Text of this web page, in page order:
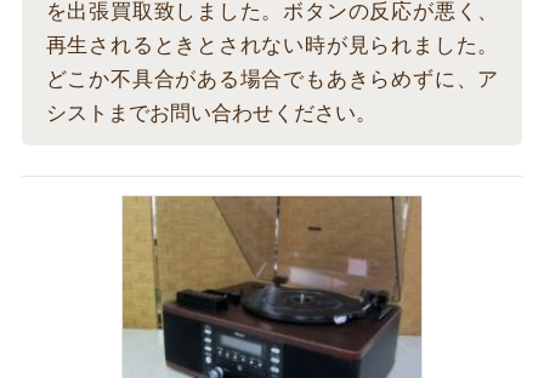
を出張買取致しました。ボタンの反応が悪く、
再生されるときとされない時が見られました。
どこか不具合がある場合でもあきらめずに、ア
シストまでお問い合わせください。